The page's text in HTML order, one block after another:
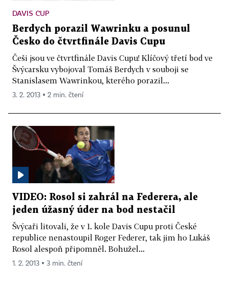
DAVIS CUP
Berdych porazil Wawrinku a posunul
Česko do čtvrtfinále Davis Cupu
Češi jsou ve čtvrtfinále Davis Cupu! Klíčový třetí bod ve
Švýcarsku vybojoval Tomáš Berdych v souboji se
Stanislasem Wawrinkou, kterého porazil...
3. 2. 2013 ▪ 2 min. čtení
VIDEO: Rosol si zahrál na Federera, ale
jeden úžasný úder na bod nestačil
Švýcaři litovali, že v 1. kole Davis Cupu proti České
republice nenastoupil Roger Federer, tak jim ho Lukáš
Rosol alespoň připomněl. Bohužel...
1. 2. 2013 ▪ 3 min. čtení